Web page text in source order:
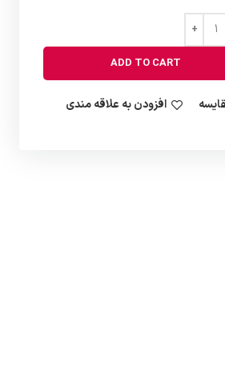
ADD TO CART
افزودن به علاقه مندی